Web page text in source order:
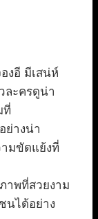
งอี มีเสน่ห์
ละครดูน่า
ที่
ย่างน่า
มขัดแย้งที่
าพที่สวยงาม
นได้อย่าง